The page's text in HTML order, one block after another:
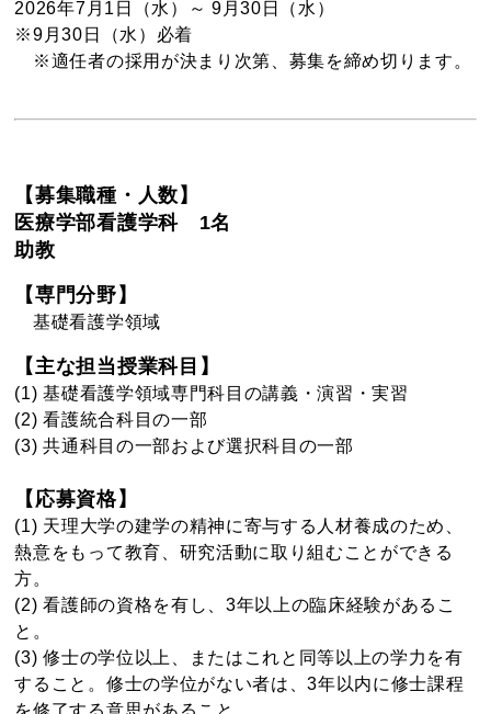
2026年7月1日（水）～ 9月30日（水）
※9月30日（水）必着
※適任者の採用が決まり次第、募集を締め切ります。
【募集職種・人数】
医療学部看護学科 1名
助教
【専門分野】
基礎看護学領域
【主な担当授業科目】
(1) 基礎看護学領域専門科目の講義・演習・実習
(2) 看護統合科目の一部
(3) 共通科目の一部および選択科目の一部
【応募資格】
(1) 天理大学の建学の精神に寄与する人材養成のため、
熱意をもって教育、研究活動に取り組むことができる
方。
(2) 看護師の資格を有し、3年以上の臨床経験があるこ
と。
(3) 修士の学位以上、またはこれと同等以上の学力を有
すること。修士の学位がない者は、3年以内に修士課程
を修了する意思があること。